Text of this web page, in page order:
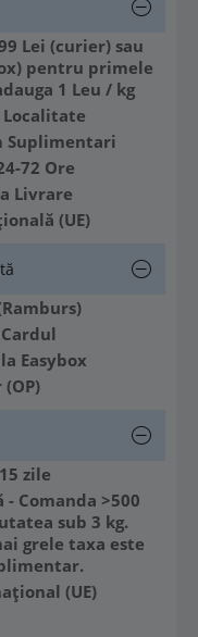
Lei (curier) sau
pentru primele
1 Leu / kg
Suplimentari
72 Ore
Livrare
(UE)
Easybox
zile
Comanda >500
sub 3 kg.
grele taxa este
(UE)